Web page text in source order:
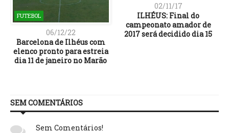
FUTEBOL
06/12/22
Barcelona de Ilhéus com
elenco pronto para estreia
dia 11 de janeiro no Marão
02/11/17
ILHÉUS: Final do
campeonato amador de
2017 será decidido dia 15
SEM COMENTÁRIOS
Sem Comentários!